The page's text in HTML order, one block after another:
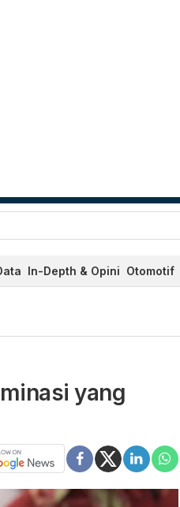
In-Depth & Opini Otomotif
yang